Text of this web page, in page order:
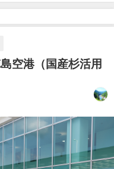
空港（国産杉活用